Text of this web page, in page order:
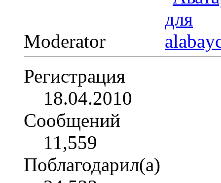
Moderator
Регистрация
18.04.2010
Сообщений
11,559
Поблагодарил(а)